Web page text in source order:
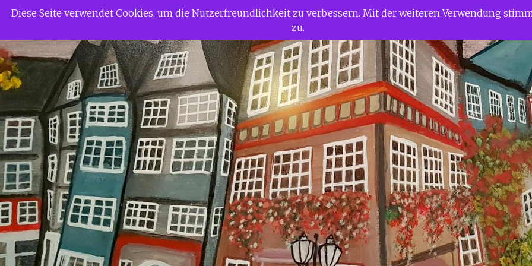
ZumSiggi Gerdaus Welt
Diese Seite verwendet Cookies, um die Nutzerfreundlichkeit zu verbessern. Mit der weiteren Verwendung
zu.